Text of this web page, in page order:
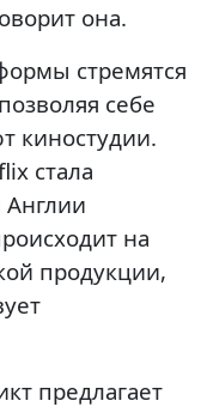
она.
стремятся
себе
киностудии.
стала
Англии
на
продукции,
предлагает